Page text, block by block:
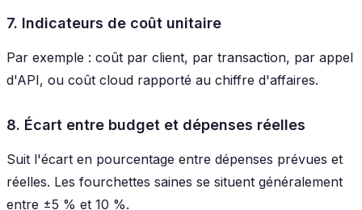
7. Indicateurs de coût unitaire
Par exemple : coût par client, par transaction, par appel
d'API, ou coût cloud rapporté au chiffre d'affaires.
8. Écart entre budget et dépenses réelles
Suit l'écart en pourcentage entre dépenses prévues et
réelles. Les fourchettes saines se situent généralement
entre ±5 % et 10 %.